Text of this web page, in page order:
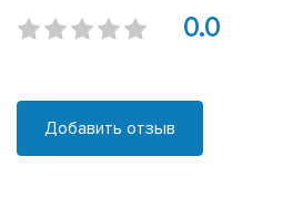
0.0
Добавить отзыв